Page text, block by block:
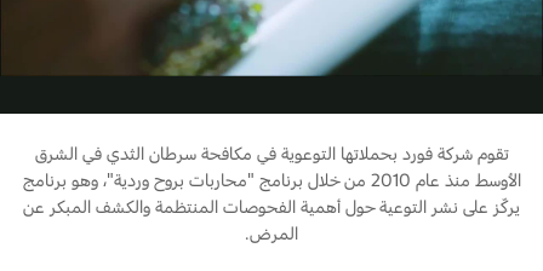
البحرين
الكويت
إضافات
الخدمات السريعة
المساعدة على الطريق
القسائم والخصومات الخاصة بالصيانة
كويك لاين
Video
تقوم شركة فورد بحملاتها التوعوية في مكافحة سرطان الثدي في الشرق
الأوسط منذ عام 2010 من خلال برنامج "محاربات بروح وردية"، وهو برنامج
يركّز على نشر التوعية حول أهمية الفحوصات المنتظمة والكشف المبكر عن
المرض.